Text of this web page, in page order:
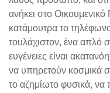
ανήκει στο Οικουμενικό
κατάμουτρα το
τουλάχιστον, ένα απλό
ευγένειες είναι
να υπηρετούν κοσμικά
το αζημίωτο φυσικά, να